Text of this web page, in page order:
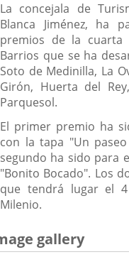
La concejala de
Blanca Jiménez, ha
premios de la cuarta
Barrios que se ha
Soto de Medinilla, La
Girón, Huerta del
Parquesol.
El primer premio ha
con la tapa "Un
segundo ha sido para
"Bonito Bocado". Los
que tendrá lugar el
Milenio.
gallery